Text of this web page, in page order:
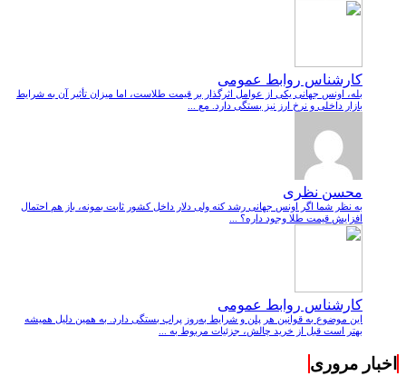
کارشناس روابط عمومی
بله، اونس جهانی یکی از عوامل اثرگذار بر قیمت طلاست، اما میزان تأثیر آن به شرایط
بازار داخلی و نرخ ارز نیز بستگی دارد. مع ...
محسن نظری
به نظر شما اگر اونس جهانی رشد کنه ولی دلار داخل کشور ثابت بمونه، باز هم احتمال
افزایش قیمت طلا وجود داره؟ ...
کارشناس روابط عمومی
این موضوع به قوانین هر پلن و شرایط به‌روز پراپ بستگی دارد. به همین دلیل همیشه
بهتر است قبل از خرید چالش، جزئیات مربوط به ...
اخبار مروری